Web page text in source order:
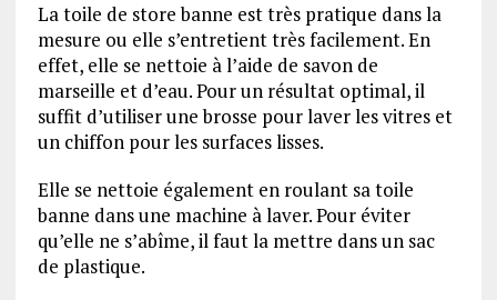
La toile de store banne est très pratique dans la
mesure ou elle s’entretient très facilement. En
effet, elle se nettoie à l’aide de savon de
marseille et d’eau. Pour un résultat optimal, il
suffit d’utiliser une brosse pour laver les vitres et
un chiffon pour les surfaces lisses.
Elle se nettoie également en roulant sa toile
banne dans une machine à laver. Pour éviter
qu’elle ne s’abîme, il faut la mettre dans un sac
de plastique.